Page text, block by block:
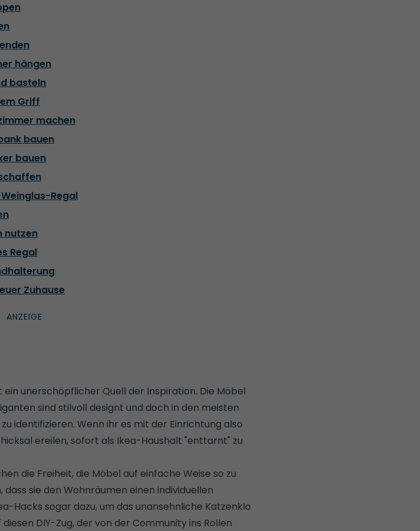
hängen
basteln
Griff
machen
bauen
bauen
Regal
nutzen
Regal
Zuhause
unerschöpflicher Quell der Inspiration. Die Möbel
sind stilvoll designt und doch in den meisten
identifizieren. Wenn ihr es mit der Einrichtung also
ereilen, sofort als Ikea-Haushalt "enttarnt" zu
die Freiheit, die Möbel auf einfache Weise so zu
sie den Wohnräumen einen individuellen
Hacks sogar dazu, um das unansehnliche Katzenklo
DIY-Zug, der von der Community ins Rollen